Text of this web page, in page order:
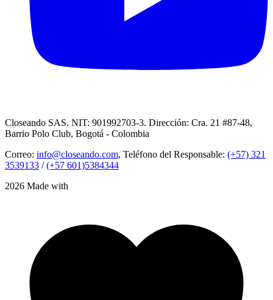
Closeando SAS. NIT: 901992703-3. Dirección: Cra. 21 #87-48,
Barrio Polo Club, Bogotá - Colombia
Correo: info@closeando.com, Teléfono del Responsable: (+57) 321
3539133 /(+57 601)5384344
2026 Made with